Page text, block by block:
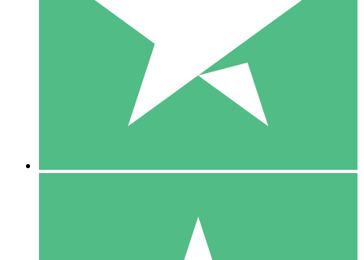
1000
10 Downloaden
20 00